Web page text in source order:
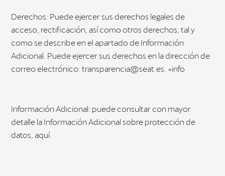
Derechos: Puede ejercer sus derechos legales de
acceso, rectificación, así como otros derechos, tal y
como se describe en el apartado de Información
Adicional. Puede ejercer sus derechos en la dirección de
correo electrónico: transparencia@seat.es. +info
Información Adicional: puede consultar con mayor
detalle la Información Adicional sobre protección de
datos, aquí.